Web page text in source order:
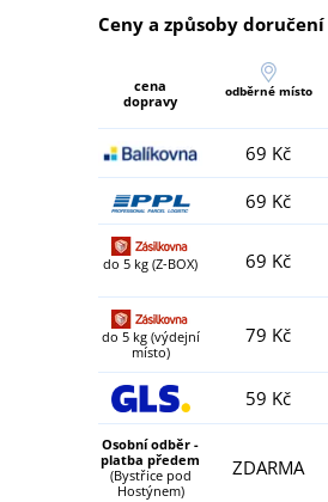
Ceny a způsoby doručení
cena
dopravy
odběrné místo
69 Kč
69 Kč
do 5 kg (Z-BOX) 69 Kč
do 5 kg (výdejní
místo)
79 Kč
59 Kč
Osobní odběr -
platba předem
(Bystřice pod
Hostýnem)
ZDARMA